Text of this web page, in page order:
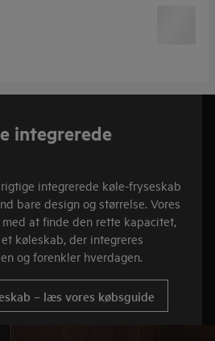
integrerede
integrerede køle-fryseskab
bare design og størrelse. Vores
at finde den rette kapacitet,
køleskab, der integreres
og forenkler hverdagen.
– læs vores købsguide